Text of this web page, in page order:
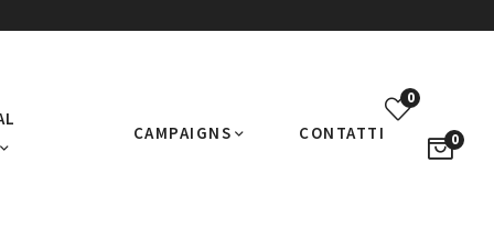
CAMPAIGNS CONTATTI
0
0